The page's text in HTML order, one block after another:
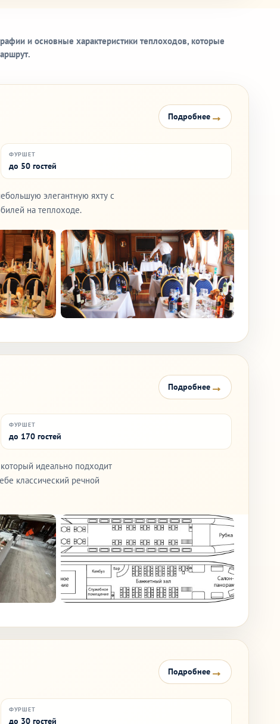
и основные характеристики теплоходов, которые
Подробнее →
ФУРШЕТ
до 50 гостей
элегантную яхту с
на теплоходе.
Подробнее →
ФУРШЕТ
до 170 гостей
идеально подходит
классический речной
Подробнее →
ФУРШЕТ
до 30 гостей